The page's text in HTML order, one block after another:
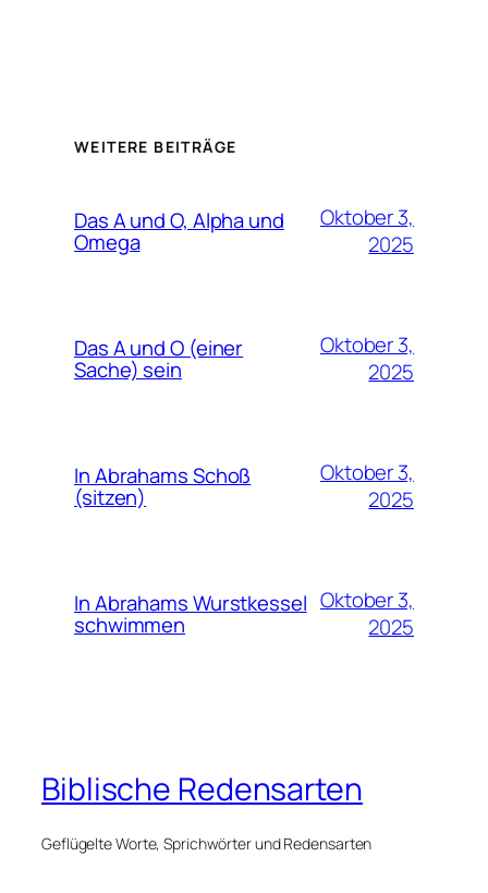
WEITERE BEITRÄGE
Das A und O, Alpha und
Omega
Oktober 3,
2025
Das A und O (einer
Sache) sein
Oktober 3,
2025
In Abrahams Schoß
(sitzen)
Oktober 3,
2025
In Abrahams Wurstkessel
schwimmen
Oktober 3,
2025
Biblische Redensarten
Geflügelte Worte, Sprichwörter und Redensarten